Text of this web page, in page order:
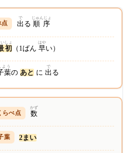
出
で
る 順序
じゅんじょ
初
いしょ
（1ばん 早
はや
い）
葉
しよう
の あと に 出
で
る
数
かず
2まい